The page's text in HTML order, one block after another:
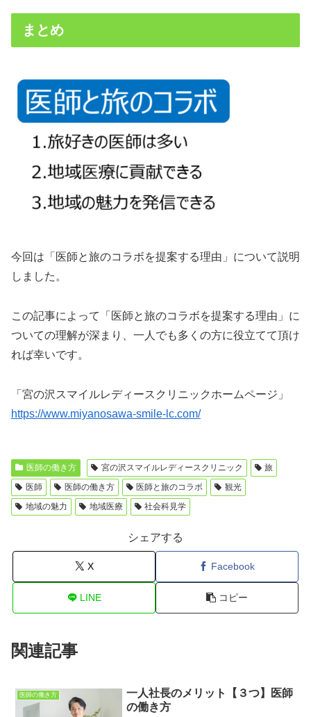
まとめ
今回は「医師と旅のコラボを提案する理由」について説明
しました。
この記事によって「医師と旅のコラボを提案する理由」に
ついての理解が深まり、一人でも多くの方に役立てて頂け
れば幸いです。
「宮の沢スマイルレディースクリニックホームページ」
https://www.miyanosawa-smile-lc.com/
医師の働き方 宮の沢スマイルレディースクリニック
旅
医師
医師の働き方 医師と旅のコラボ
観光
地域の魅力
地域医療 社会科見学
シェアする
X Facebook
LINE コピー
関連記事
医師の働き方
一人社長のメリット【３つ】医師
の働き方